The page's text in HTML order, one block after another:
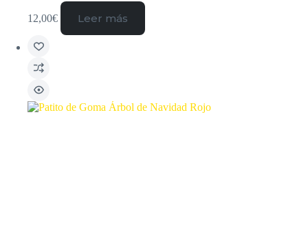
12,00€ Leer más